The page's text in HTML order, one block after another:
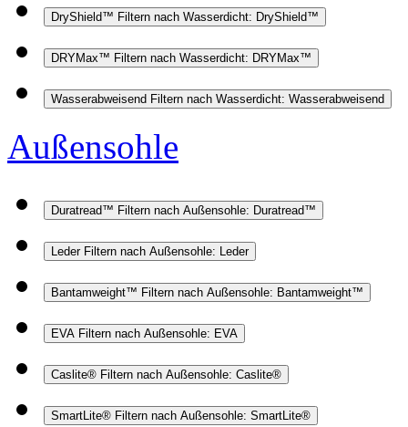
DryShield™ Filtern nach Wasserdicht: DryShield™
DRYMax™ Filtern nach Wasserdicht: DRYMax™
Wasserabweisend Filtern nach Wasserdicht: Wasserabweisend
Außensohle
Duratread™ Filtern nach Außensohle: Duratread™
Leder Filtern nach Außensohle: Leder
Bantamweight™ Filtern nach Außensohle: Bantamweight™
EVA Filtern nach Außensohle: EVA
Caslite® Filtern nach Außensohle: Caslite®
SmartLite® Filtern nach Außensohle: SmartLite®